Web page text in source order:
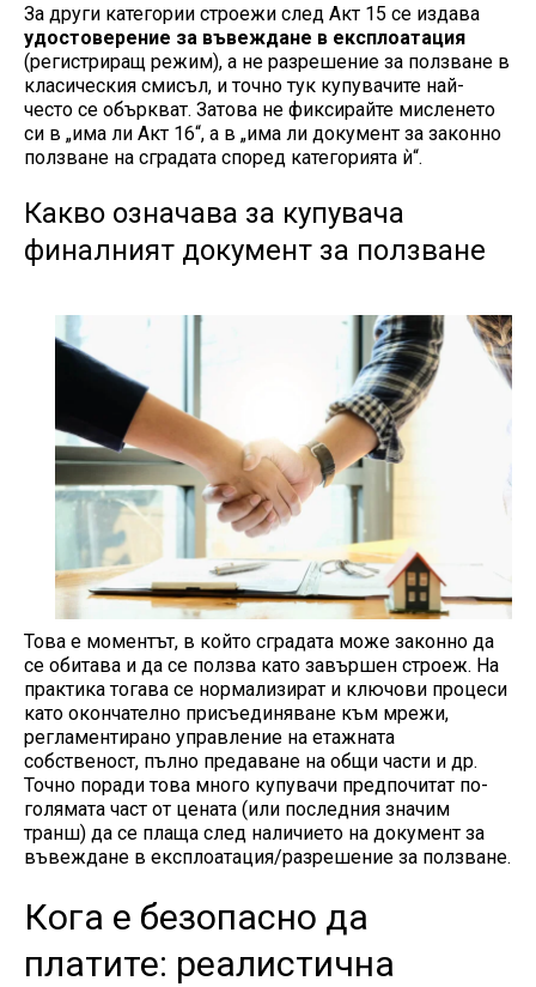
За други категории строежи след Акт 15 се издава
удостоверение за въвеждане в експлоатация
(регистриращ режим), а не разрешение за ползване в
класическия смисъл, и точно тук купувачите най-
често се объркват. Затова не фиксирайте мисленето
си в „има ли Акт 16“, а в „има ли документ за законно
ползване на сградата според категорията ѝ“.
Какво означава за купувача
финалният документ за ползване
Това е моментът, в който сградата може законно да
се обитава и да се ползва като завършен строеж. На
практика тогава се нормализират и ключови процеси
като окончателно присъединяване към мрежи,
регламентирано управление на етажната
собственост, пълно предаване на общи части и др.
Точно поради това много купувачи предпочитат по-
голямата част от цената (или последния значим
транш) да се плаща след наличието на документ за
въвеждане в експлоатация/разрешение за ползване.
Кога е безопасно да
платите: реалистична